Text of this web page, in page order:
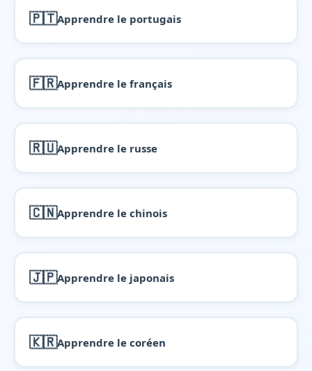
🇵🇹Apprendre le portugais
🇫🇷Apprendre le français
🇷🇺Apprendre le russe
🇨🇳Apprendre le chinois
🇯🇵Apprendre le japonais
🇰🇷Apprendre le coréen